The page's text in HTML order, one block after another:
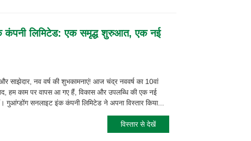
कंपनी लिमिटेड: एक समृद्ध शुरुआत, एक नई
साझेदार, नव वर्ष की शुभकामनाएं! आज चंद्र नववर्ष का 10वां
हम काम पर वापस आ गए हैं, विकास और उपलब्धि की एक नई
गुआंग्डोंग सनलाइट इंक कंपनी लिमिटेड ने अपना विस्तार किया...
विस्तार से देखें